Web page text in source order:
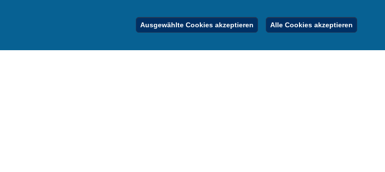
Ausgewählte Cookies akzeptieren Alle Cookies akzeptieren
Inhalt Impressum Datenschutz